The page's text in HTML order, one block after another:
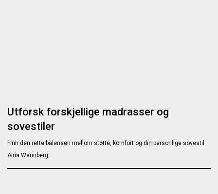
Utforsk forskjellige madrasser og
sovestiler
Finn den rette balansen mellom støtte, komfort og din personlige sovestil
Aina Wannberg